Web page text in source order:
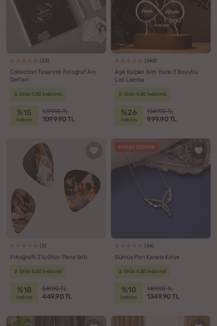
(23)
Collection Tasarımlı Fotoğraf Anı
Defteri
2. Ürün %30 İndirimli
%15
indirim
1299.90 TL
1099.90 TL
(362)
Aşık Kalpler İsim Yazılı 3 Boyutlu
Led Lamba
2. Ürün %30 İndirimli
%26
indirim
1349.90 TL
999.90 TL
(2)
Fotoğraflı 3'lü Gitar Pena Seti
2. Ürün %30 İndirimli
%18
indirim
549.90 TL
449.90 TL
KARGO BEDAVA
(36)
Gümüş Peri Kanadı Kolye
2. Ürün %30 İndirimli
%10
indirim
1499.90 TL
1349.90 TL